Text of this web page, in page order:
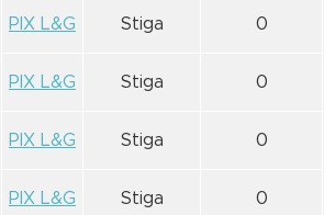
PIX L&G Stiga 0
PIX L&G Stiga 0
PIX L&G Stiga 0
PIX L&G Stiga 0